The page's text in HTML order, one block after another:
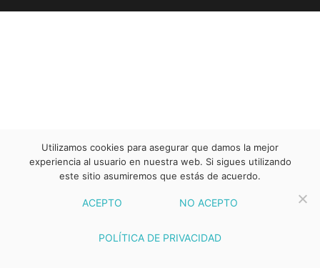
Utilizamos cookies para asegurar que damos la mejor
experiencia al usuario en nuestra web. Si sigues utilizando
este sitio asumiremos que estás de acuerdo.
ACEPTO NO ACEPTO
POLÍTICA DE PRIVACIDAD